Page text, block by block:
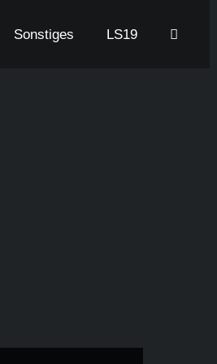
Sonstiges LS19